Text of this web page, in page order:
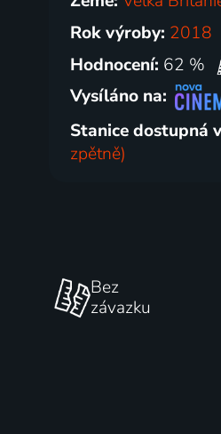
Rok výroby: 2018
Hodnocení: 62 %
Vysíláno na:
Stanice dostupná
zpětně)
Bez
závazku